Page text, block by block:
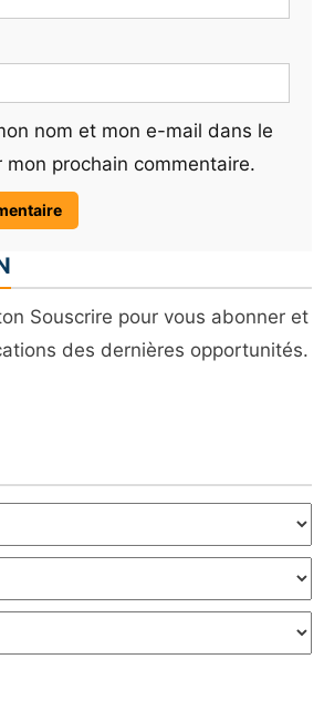
nom et mon e-mail dans le
mon prochain commentaire.
Souscrire pour vous abonner et
des dernières opportunités.